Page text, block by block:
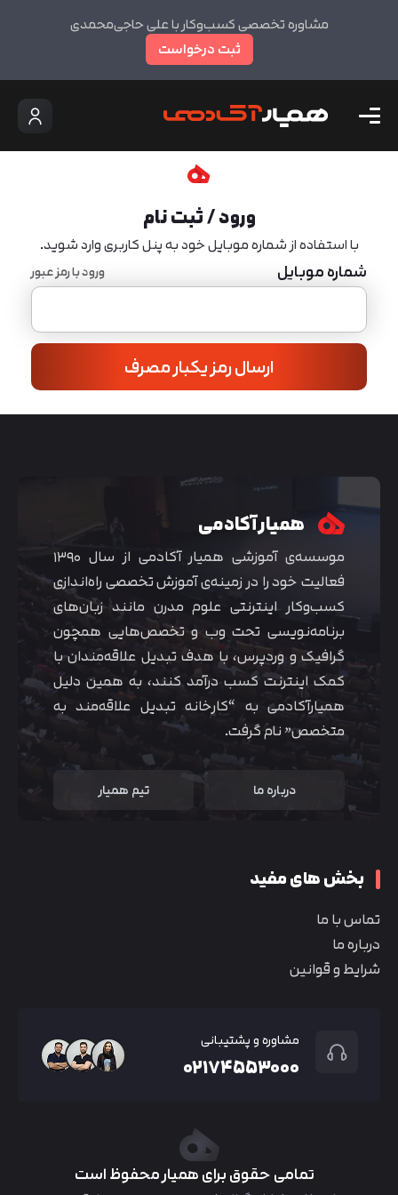
مشاوره تخصصی کسب‌وکار با علی حاجی‌محمدی
ثبت درخواست
ورود / ثبت نام
با استفاده از شماره موبایل خود به پنل کاربری وارد شوید.
شماره موبایل ورود با رمز عبور
ارسال رمز یکبار مصرف
همیار آکادمی
موسسه‌ی آموزشی همیار آکادمی از سال ۱۳۹۰
فعالیت خود را در زمینه‌ی آموزش تخصصی راه‌اندازی
کسب‌و‌کار اینترنتی علوم مدرن مانند زبان‌های
برنامه‌نویسی تحت وب و تخصص‌هایی همچون
گرافیک و وردپرس، با هدف تبدیل علاقه‌مندان با
کمک اینترنت کسب درآمد کنند، به همین دلیل
همیارآکادمی به “کارخانه تبدیل علاقه‌مند به
متخصص” نام گرفت.
درباره ما تیم همیار
بخش های مفید
تماس با ما
درباره ما
شرایط و قوانین
مشاوره و پشتیبانی
۰۲۱۷۴۵۵۳۰۰۰
تمامی حقوق برای همیار محفوظ است
متوجه شدم